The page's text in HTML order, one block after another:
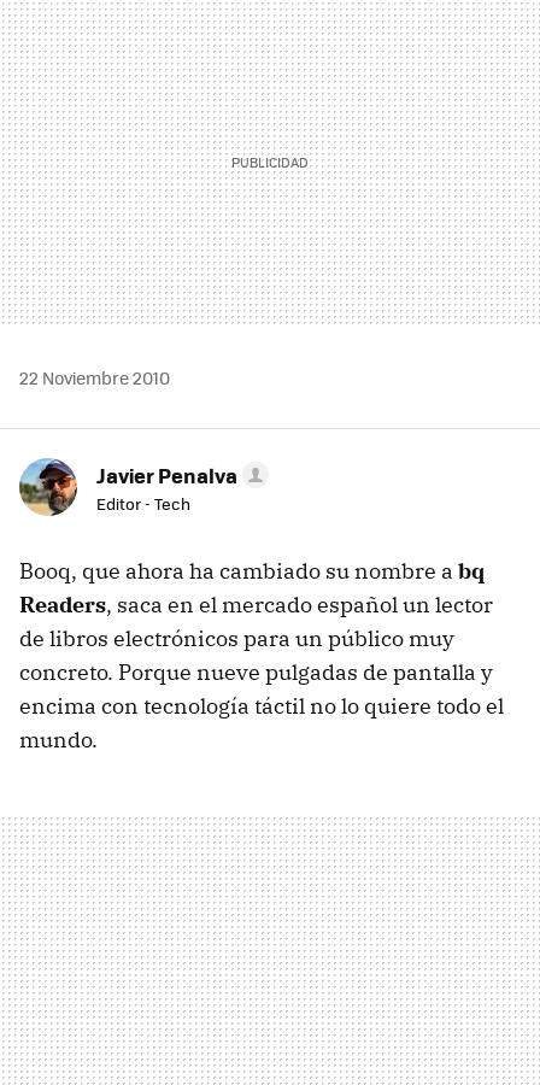
MAIL
22 Noviembre 2010
Javier Penalva
Editor - Tech
Booq, que ahora ha cambiado su nombre a bq
Readers, saca en el mercado español un lector
de libros electrónicos para un público muy
concreto. Porque nueve pulgadas de pantalla y
encima con tecnología táctil no lo quiere todo el
mundo.